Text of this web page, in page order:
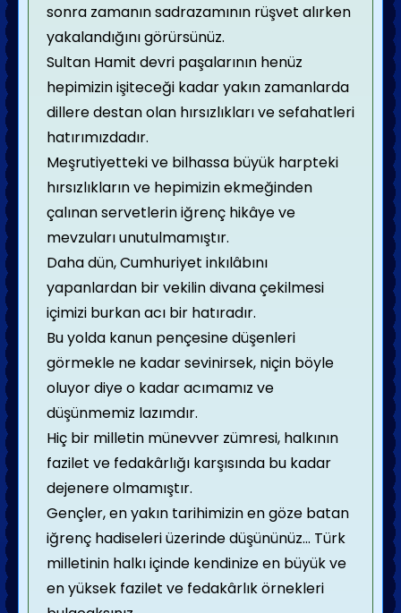
sonra zamanın sadrazamının rüşvet alırken
yakalandığını görürsünüz.
Sultan Hamit devri paşalarının henüz
hepimizin işiteceği kadar yakın zamanlarda
dillere destan olan hırsızlıkları ve sefahatleri
hatırımızdadır.
Meşrutiyetteki ve bilhassa büyük harpteki
hırsızlıkların ve hepimizin ekmeğinden
çalınan servetlerin iğrenç hikâye ve
mevzuları unutulmamıştır.
Daha dün, Cumhuriyet inkılâbını
yapanlardan bir vekilin divana çekilmesi
içimizi burkan acı bir hatıradır.
Bu yolda kanun pençesine düşenleri
görmekle ne kadar sevinirsek, niçin böyle
oluyor diye o kadar acımamız ve
düşünmemiz lazımdır.
Hiç bir milletin münevver zümresi, halkının
fazilet ve fedakârlığı karşısında bu kadar
dejenere olmamıştır.
Gençler, en yakın tarihimizin en göze batan
iğrenç hadiseleri üzerinde düşününüz... Türk
milletinin halkı içinde kendinize en büyük ve
en yüksek fazilet ve fedakârlık örnekleri